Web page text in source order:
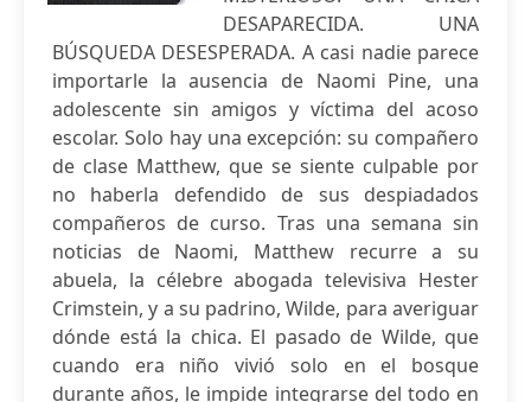
DESAPARECIDA. UNA
BÚSQUEDA DESESPERADA. A casi nadie parece
importarle la ausencia de Naomi Pine, una
adolescente sin amigos y víctima del acoso
escolar. Solo hay una excepción: su compañero
de clase Matthew, que se siente culpable por
no haberla defendido de sus despiadados
compañeros de curso. Tras una semana sin
noticias de Naomi, Matthew recurre a su
abuela, la célebre abogada televisiva Hester
Crimstein, y a su padrino, Wilde, para averiguar
dónde está la chica. El pasado de Wilde, que
cuando era niño vivió solo en el bosque
durante años, le impide integrarse del todo en